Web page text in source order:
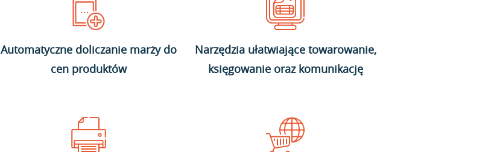
Automatyczne doliczanie marży do
cen produktów
Narzędzia ułatwiające towarowanie,
księgowanie oraz komunikację